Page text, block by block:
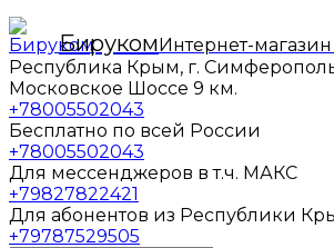
БирукомИнтернет-
Республика Крым, г.
Московское Шоссе 9 км.
+78005502043
Бесплатно по всей России
+78005502043
Для мессенджеров в т.ч. МАКС
+79827822421
Для абонентов из Республики
+79787529505